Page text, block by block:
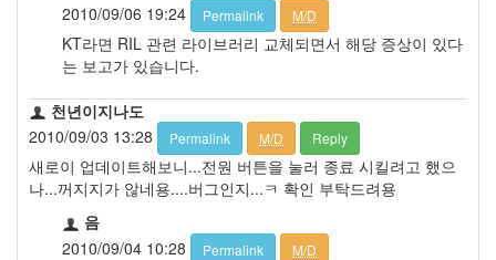
2010/09/06 19:24
Permalink M/D
KT라면 RIL 관련 라이브러리 교체되면서 해당 증상이 있다
는 보고가 있습니다.
천년이지나도
2010/09/03 13:28
Permalink M/D Reply
새로이 업데이트해보니...전원 버튼을 눌러 종료 시킬려고 했으
나...꺼지지가 않네용....버그인지...ㅋ 확인 부탁드려용
음
2010/09/04 10:28
Permalink M/D